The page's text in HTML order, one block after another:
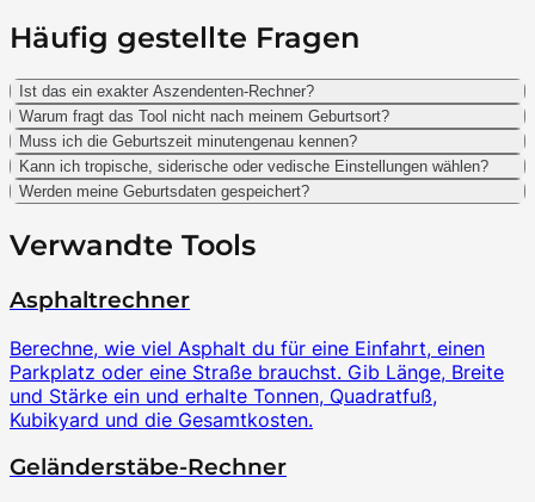
Häufig gestellte Fragen
Ist das ein exakter Aszendenten-Rechner?
Warum fragt das Tool nicht nach meinem Geburtsort?
Muss ich die Geburtszeit minutengenau kennen?
Kann ich tropische, siderische oder vedische Einstellungen wählen?
Werden meine Geburtsdaten gespeichert?
Verwandte Tools
Asphaltrechner
Berechne, wie viel Asphalt du für eine Einfahrt, einen
Parkplatz oder eine Straße brauchst. Gib Länge, Breite
und Stärke ein und erhalte Tonnen, Quadratfuß,
Kubikyard und die Gesamtkosten.
Geländerstäbe-Rechner